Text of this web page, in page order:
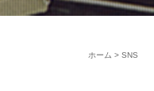
SNS
ホーム >